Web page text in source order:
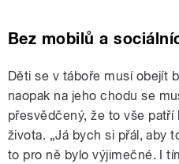
Bez mobilů a
Děti se v táboře musí obejít
naopak na jeho chodu se
přesvědčený, že to vše patří
života. „Já bych si přál, aby
to pro ně bylo výjimečné. I